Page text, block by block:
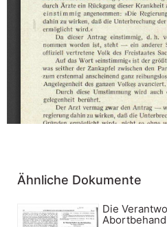
Ähnliche Dokumente
Die